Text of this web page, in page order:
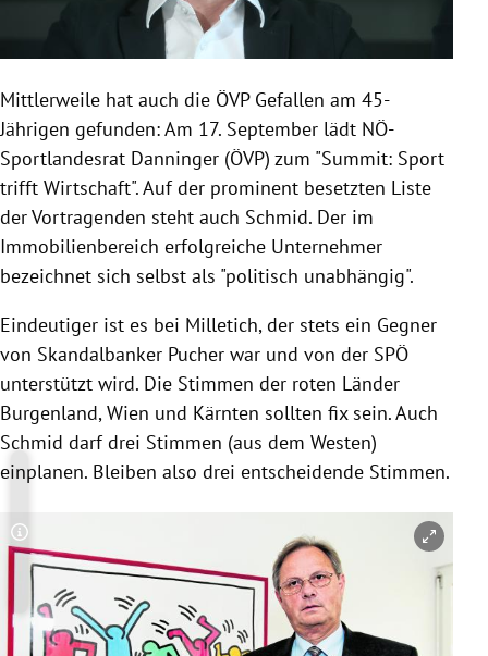
Mittlerweile hat auch die ÖVP Gefallen am 45-
Jährigen gefunden: Am 17. September lädt NÖ-
Sportlandesrat Danninger (ÖVP) zum "Summit: Sport
trifft Wirtschaft". Auf der prominent besetzten Liste
der Vortragenden steht auch Schmid. Der im
Immobilienbereich erfolgreiche Unternehmer
bezeichnet sich selbst als "politisch unabhängig".
Eindeutiger ist es bei Milletich, der stets ein Gegner
von Skandalbanker Pucher war und von der SPÖ
unterstützt wird. Die Stimmen der roten Länder
Burgenland, Wien und Kärnten sollten fix sein. Auch
Schmid darf drei Stimmen (aus dem Westen)
einplanen. Bleiben also drei entscheidende Stimmen.
Copyright-Hinweis öffnen/schließen